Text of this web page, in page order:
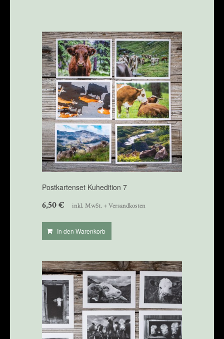
Postkartenset Kuhedition 7
6,50€ inkl. MwSt. + Versandkosten
In den Warenkorb